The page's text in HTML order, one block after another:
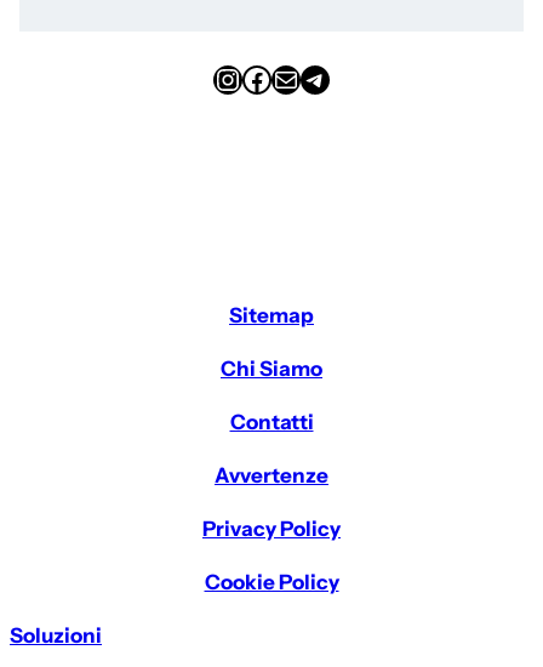
InstagramFacebook Email Telegram
Sitemap
Chi Siamo
Contatti
Avvertenze
Privacy Policy
Cookie Policy
Soluzioni